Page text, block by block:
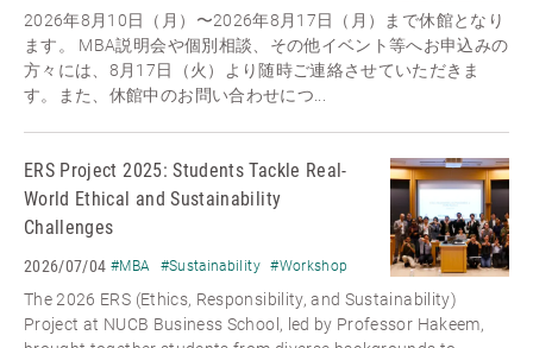
2026年8月10日（月）〜2026年8月17日（月）まで休館となり
ます。 MBA説明会や個別相談、その他イベント等へお申込みの
方々には、8月17日（火）より随時ご連絡させていただきま
す。また、休館中のお問い合わせにつ...
ERS Project 2025: Students Tackle Real-
World Ethical and Sustainability
Challenges
2026/07/04 #MBA #Sustainability #Workshop
The 2026 ERS (Ethics, Responsibility, and Sustainability)
Project at NUCB Business School, led by Professor Hakeem,